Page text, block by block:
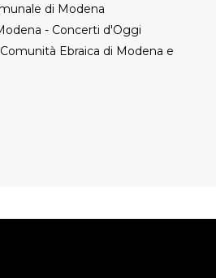
di Modena
- Concerti d'Oggi
Comunità Ebraica di Modena e